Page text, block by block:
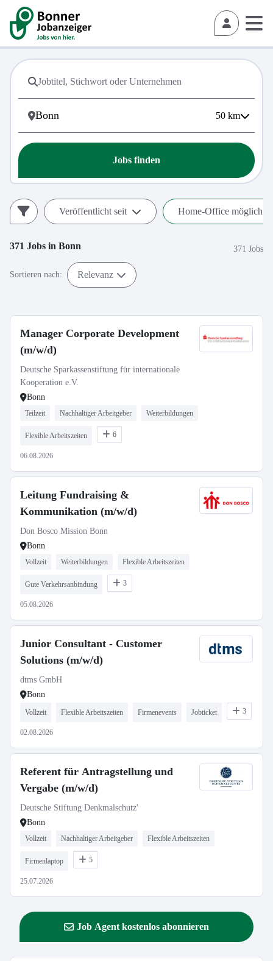
50 km
Jobs finden
Veröffentlicht seit Home-Office möglich
371 Jobs in Bonn 371 Jobs
Sortieren nach: Relevanz
Manager Corporate Development
(m/w/d)
Deutsche Sparkassenstiftung für internationale
Kooperation e.V.
Bonn
Teilzeit Nachhaltiger Arbeitgeber Weiterbildungen
Flexible Arbeitszeiten 6
06.08.2026
Leitung Fundraising &
Kommunikation (m/w/d)
Don Bosco Mission Bonn
Bonn
Vollzeit Weiterbildungen Flexible Arbeitszeiten
Gute Verkehrsanbindung 3
05.08.2026
Junior Consultant - Customer
Solutions (m/w/d)
dtms GmbH
Bonn
Vollzeit Flexible Arbeitszeiten Firmenevents Jobticket 3
02.08.2026
Referent für Antragstellung und
Vergabe (m/w/d)
Deutsche Stiftung Denkmalschutz'
Bonn
Vollzeit Nachhaltiger Arbeitgeber Flexible Arbeitszeiten
Firmenlaptop 5
25.07.2026
Job Agent kostenlos abonnieren